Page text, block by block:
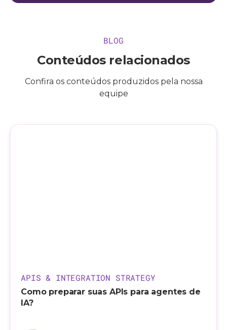
BLOG
Conteúdos relacionados
Confira os conteúdos produzidos pela nossa
equipe
APIS & INTEGRATION STRATEGY
Como preparar suas APIs para agentes de
IA?